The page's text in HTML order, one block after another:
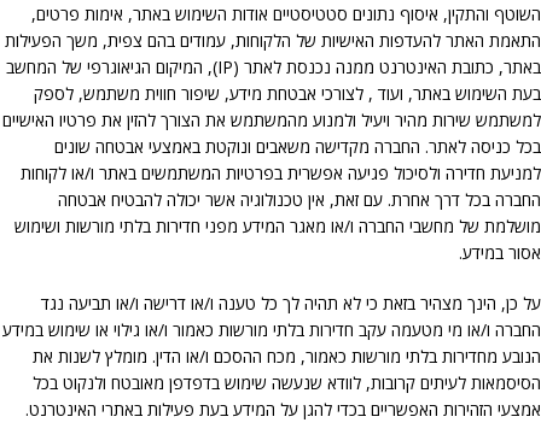
השוטף והתקין, איסוף נתונים סטטיסטיים אודות השימוש באתר, אימות פרטים,
התאמת האתר להעדפות האישיות של הלקוחות, עמודים בהם צפית, משך הפעילות
באתר, כתובת האינטרנט ממנה נכנסת לאתר (IP), המיקום הגיאוגרפי של המחשב
בעת השימוש באתר, ועוד , לצורכי אבטחת מידע, שיפור חווית משתמש, לספק
למשתמש שירות מהיר ויעיל ולמנוע מהמשתמש את הצורך להזין את פרטיו האישיים
בכל כניסה לאתר. החברה מקדישה משאבים ונוקטת באמצעי אבטחה שונים
למניעת חדירה ולסיכול פגיעה אפשרית בפרטיות המשתמשים באתר ו/או לקוחות
החברה בכל דרך אחרת. עם זאת, אין טכנולוגיה אשר יכולה להבטיח אבטחה
מושלמת של מחשבי החברה ו/או מאגר המידע מפני חדירות בלתי מורשות ושימוש
אסור במידע.
על כן, הינך מצהיר בזאת כי לא תהיה לך כל טענה ו/או דרישה ו/או תביעה נגד
החברה ו/או מי מטעמה עקב חדירות בלתי מורשות כאמור ו/או גילוי או שימוש במידע
הנובע מחדירות בלתי מורשות כאמור, מכח ההסכם ו/או הדין. מומלץ לשנות את
הסיסמאות לעיתים קרובות, לוודא שנעשה שימוש בדפדפן מאובטח ולנקוט בכל
אמצעי הזהירות האפשריים בכדי להגן על המידע בעת פעילות באתרי האינטרנט.